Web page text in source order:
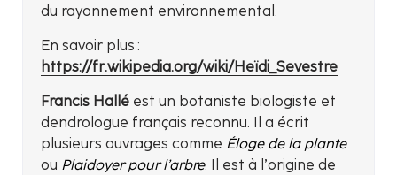
du rayonnement environnemental.
En savoir plus :
https://fr.wikipedia.org/wiki/Heïdi_Sevestre
Francis Hallé est un botaniste biologiste et
dendrologue français reconnu. Il a écrit
plusieurs ouvrages comme Éloge de la plante
ou Plaidoyer pour l’arbre. Il est à l’origine de